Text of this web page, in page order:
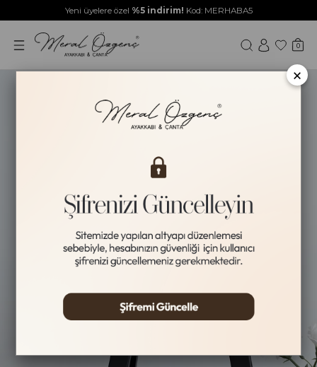
Yeni üyelere özel %5 indirim! Kod: MERHABA5
0
×